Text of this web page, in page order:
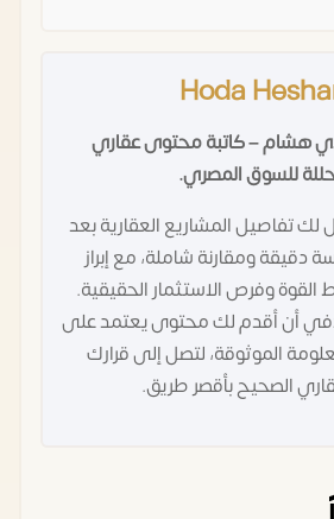
Hoda
هشام – كاتبة محتوى عقاري
للسوق المصري.
لك تفاصيل المشاريع العقارية بعد
دقيقة ومقارنة شاملة، مع إبراز
القوة وفرص الاستثمار الحقيقية.
أن أقدم لك محتوى يعتمد على
الموثوقة، لتصل إلى قرارك
الصحيح بأقصر طريق.